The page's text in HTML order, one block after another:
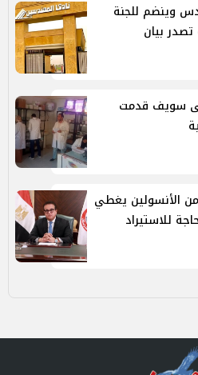
وينضم للجنة
تصدر بيان
سويف قدمت
من الأنسولين يغطي
للاستيراد